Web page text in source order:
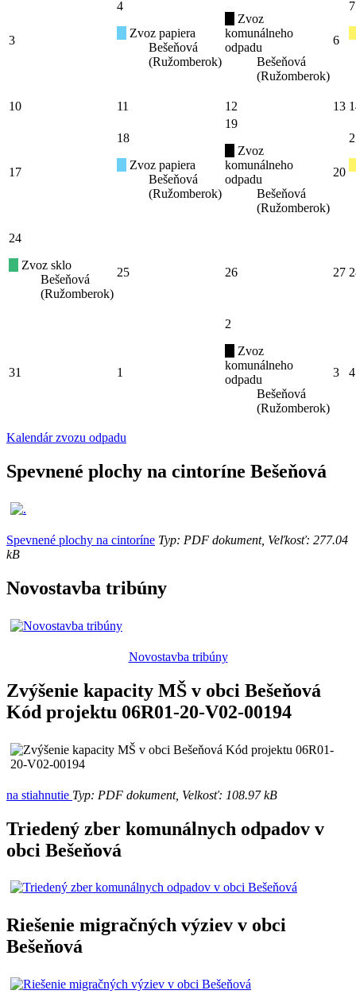
3
4
Zvoz papiera
Bešeňová
(Ružomberok)
Zvoz
komunálneho
odpadu
Bešeňová
(Ružomberok)
6
7
10 11 12 13
17
18
Zvoz papiera
Bešeňová
(Ružomberok)
19
Zvoz
komunálneho
odpadu
Bešeňová
(Ružomberok)
20
24
Zvoz sklo
Bešeňová
(Ružomberok)
25 26 27
31 1
2
Zvoz
komunálneho
odpadu
Bešeňová
(Ružomberok)
3 4
Kalendár zvozu odpadu
Spevnené plochy na cintoríne Bešeňová
Spevnené plochy na cintoríne Typ: PDF dokument, Veľkosť: 277.04
kB
Novostavba tribúny
Novostavba tribúny
Zvýšenie kapacity MŠ v obci Bešeňová
Kód projektu 06R01-20-V02-00194
na stiahnutie Typ: PDF dokument, Velkosť: 108.97 kB
Triedený zber komunálnych odpadov v
obci Bešeňová
Riešenie migračných výziev v obci
Bešeňová